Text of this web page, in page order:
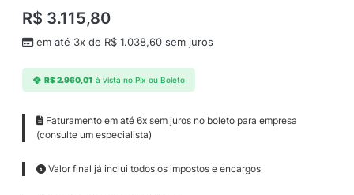
R$ 3.115,80
em até 3x de R$ 1.038,60 sem juros
R$2.960,01 à vista no Pix ou Boleto
Faturamento em até 6x sem juros no boleto para empresa
(consulte um especialista)
Valor final já inclui todos os impostos e encargos